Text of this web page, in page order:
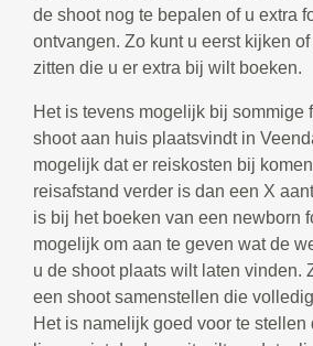
de shoot nog te bepalen of u extra
ontvangen. Zo kunt u eerst kijken of
zitten die u er extra bij wilt boeken.
Het is tevens mogelijk bij sommige
shoot aan huis plaatsvindt in
mogelijk dat er reiskosten bij
reisafstand verder is dan een X
is bij het boeken van een newborn
mogelijk om aan te geven wat de
u de shoot plaats wilt laten vinden.
een shoot samenstellen die
Het is namelijk goed voor te stellen